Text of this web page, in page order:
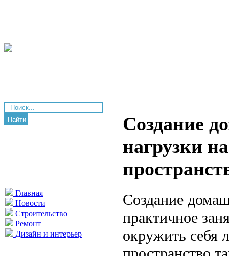
Найти
Главная
Новости
Строительство
Ремонт
Дизайн и интерьер
Создание
нагрузки
Создание
практичное
окружить себя